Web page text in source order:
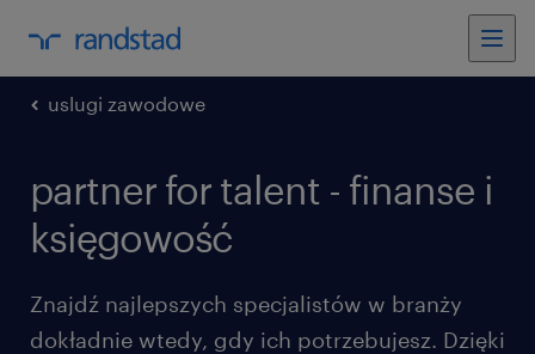
uslugi zawodowe
partner for talent - finanse i
księgowość
Znajdź najlepszych specjalistów w branży
dokładnie wtedy, gdy ich potrzebujesz. Dzięki